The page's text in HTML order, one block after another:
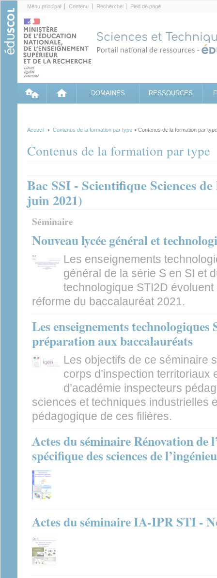
Menu principal Contenu Recherche Pied de page
DOMAINES RESSOURCES
Accueil > Contenus de la formation par type > Contenus de la formation par type
Contenus de la formation par type
Bac SSI - Scientifique Sciences
juin 2021)
Séminaire
Nouveau lycée général et
Les enseignements
général de la série S en SI et
technologique STI2D
réforme du baccalauréat 2021.
Les enseignements technologiques
préparation aux baccalauréats
Les objectifs de ce séminaire
corps d’inspection territoriaux
d’académie inspecteurs
sciences et techniques industrielles
pédagogique de ces filières.
Actes du séminaire Rénovation de
spécifique des sciences de
Actes du séminaire IA-IPR STI -